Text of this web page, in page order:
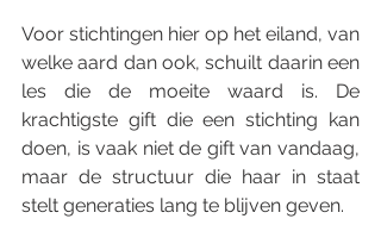
Voor stichtingen hier op het eiland, van
welke aard dan ook, schuilt daarin een
les die de moeite waard is. De
krachtigste gift die een stichting kan
doen, is vaak niet de gift van vandaag,
maar de structuur die haar in staat
stelt generaties lang te blijven geven.